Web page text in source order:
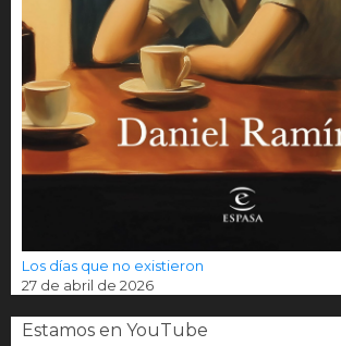
Los días que no existieron
27 de abril de 2026
Estamos en YouTube